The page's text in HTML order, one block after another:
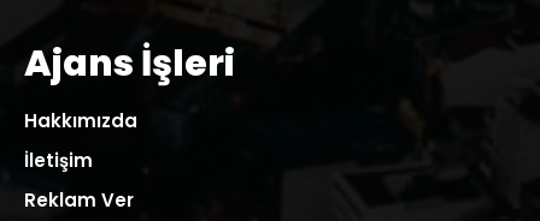
Ajans İşleri
Hakkımızda
İletişim
Reklam Ver